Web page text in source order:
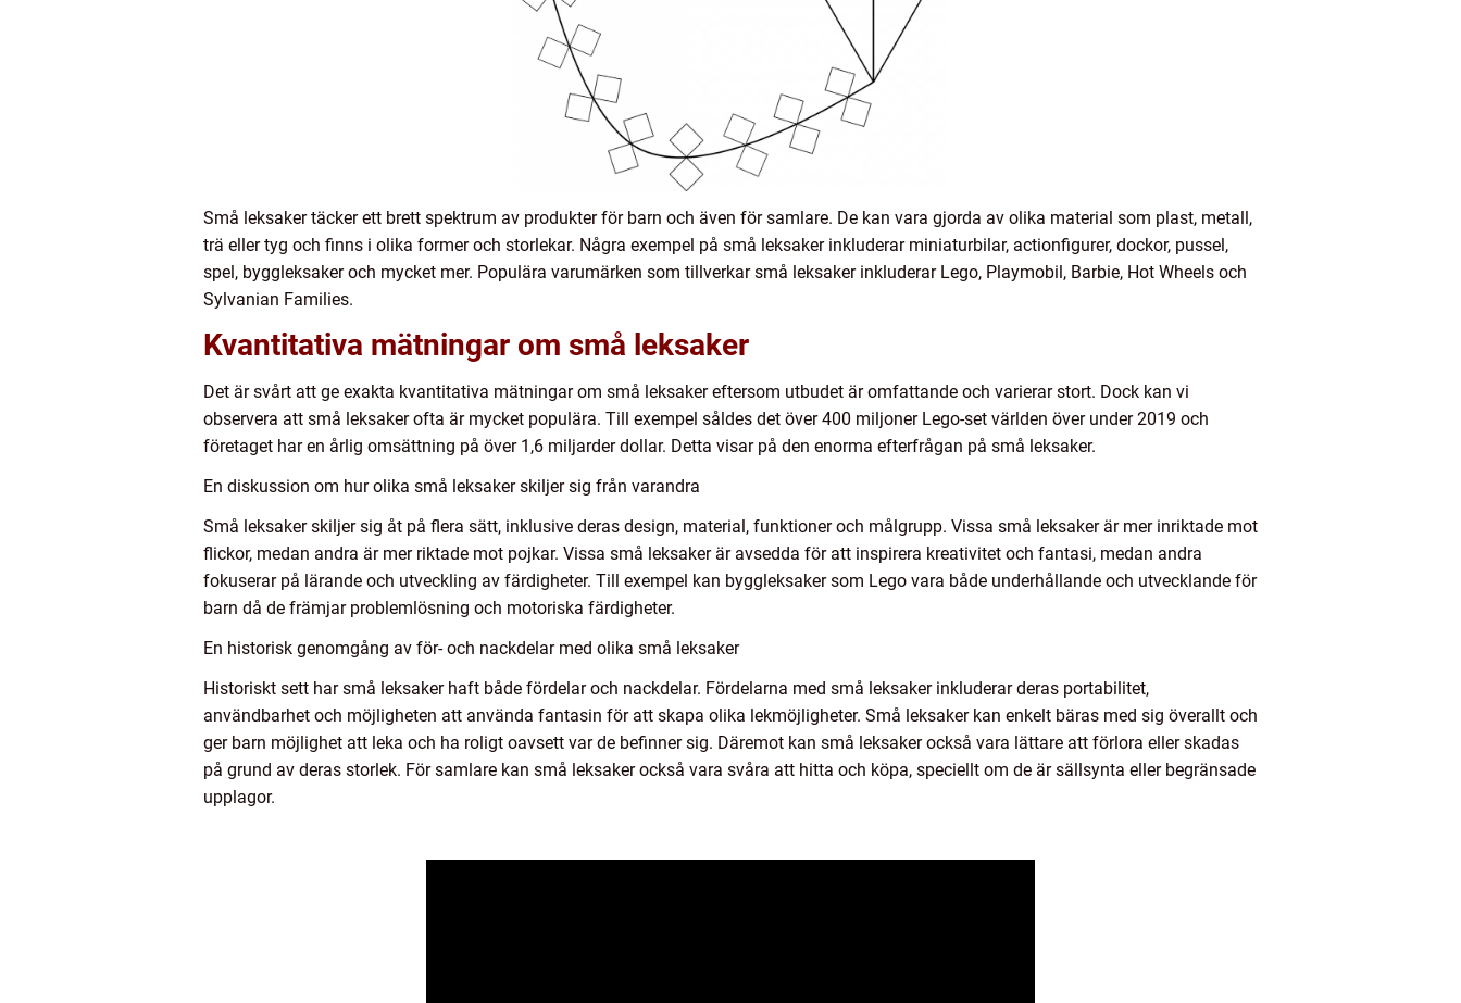
Små leksaker täcker ett brett spektrum av produkter för barn och även för samlare. De kan vara gjorda av olika material som plast, metall,
trä eller tyg och finns i olika former och storlekar. Några exempel på små leksaker inkluderar miniaturbilar, actionfigurer, dockor, pussel,
spel, byggleksaker och mycket mer. Populära varumärken som tillverkar små leksaker inkluderar Lego, Playmobil, Barbie, Hot Wheels och
Sylvanian Families.
Kvantitativa mätningar om små leksaker
Det är svårt att ge exakta kvantitativa mätningar om små leksaker eftersom utbudet är omfattande och varierar stort. Dock kan vi
observera att små leksaker ofta är mycket populära. Till exempel såldes det över 400 miljoner Lego-set världen över under 2019 och
företaget har en årlig omsättning på över 1,6 miljarder dollar. Detta visar på den enorma efterfrågan på små leksaker.
En diskussion om hur olika små leksaker skiljer sig från varandra
Små leksaker skiljer sig åt på flera sätt, inklusive deras design, material, funktioner och målgrupp. Vissa små leksaker är mer inriktade mot
flickor, medan andra är mer riktade mot pojkar. Vissa små leksaker är avsedda för att inspirera kreativitet och fantasi, medan andra
fokuserar på lärande och utveckling av färdigheter. Till exempel kan byggleksaker som Lego vara både underhållande och utvecklande för
barn då de främjar problemlösning och motoriska färdigheter.
En historisk genomgång av för- och nackdelar med olika små leksaker
Historiskt sett har små leksaker haft både fördelar och nackdelar. Fördelarna med små leksaker inkluderar deras portabilitet,
användbarhet och möjligheten att använda fantasin för att skapa olika lekmöjligheter. Små leksaker kan enkelt bäras med sig överallt och
ger barn möjlighet att leka och ha roligt oavsett var de befinner sig. Däremot kan små leksaker också vara lättare att förlora eller skadas
på grund av deras storlek. För samlare kan små leksaker också vara svåra att hitta och köpa, speciellt om de är sällsynta eller begränsade
upplagor.